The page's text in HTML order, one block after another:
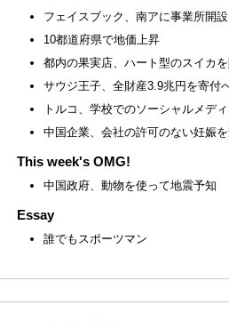
フェイスブック、南アに事業所開設
10都道府県で地価上昇
都内の果実店、ハート型のスイカ
サウジ王子、全財産3.9兆円を寄付
トルコ、学校でのソーシャルメデ
中国企業、会社の許可のない妊娠
This week's OMG!
中国政府、動物を使って地震予知
Essay
誰でもスポーツマン